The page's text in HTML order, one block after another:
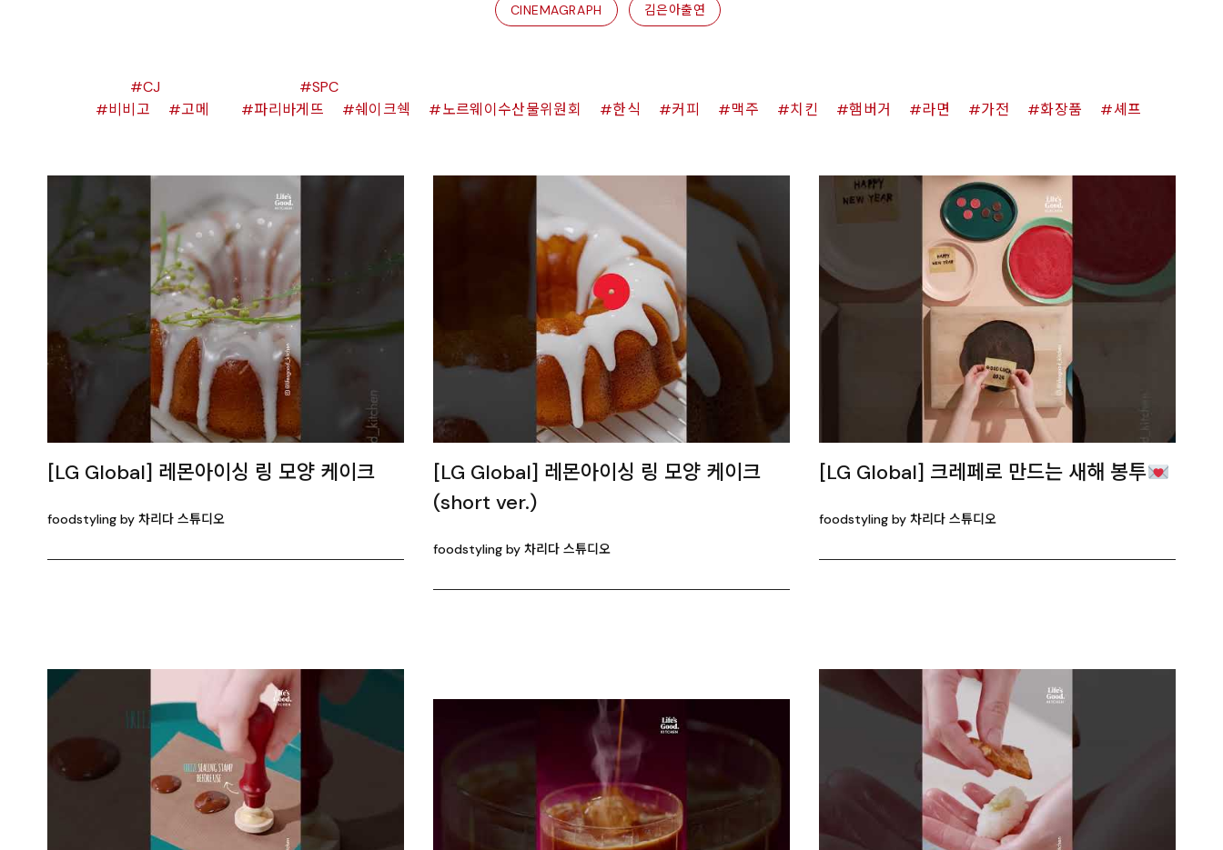
CINEMAGRAPH 김은아출연
CJ
비비고
고메
SPC
파리바게뜨
쉐이크쉑 노르웨이수산물위원회 한식 커피 맥주 치킨 햄버거 라면 가전 화장품 셰프
[LG Global] 레몬아이싱 링 모양 케이크
foodstyling by 차리다 스튜디오
[LG Global] 레몬아이싱 링 모양 케이크
(short ver.)
foodstyling by 차리다 스튜디오
[LG Global] 크레페로 만드는 새해 봉투
foodstyling by 차리다 스튜디오